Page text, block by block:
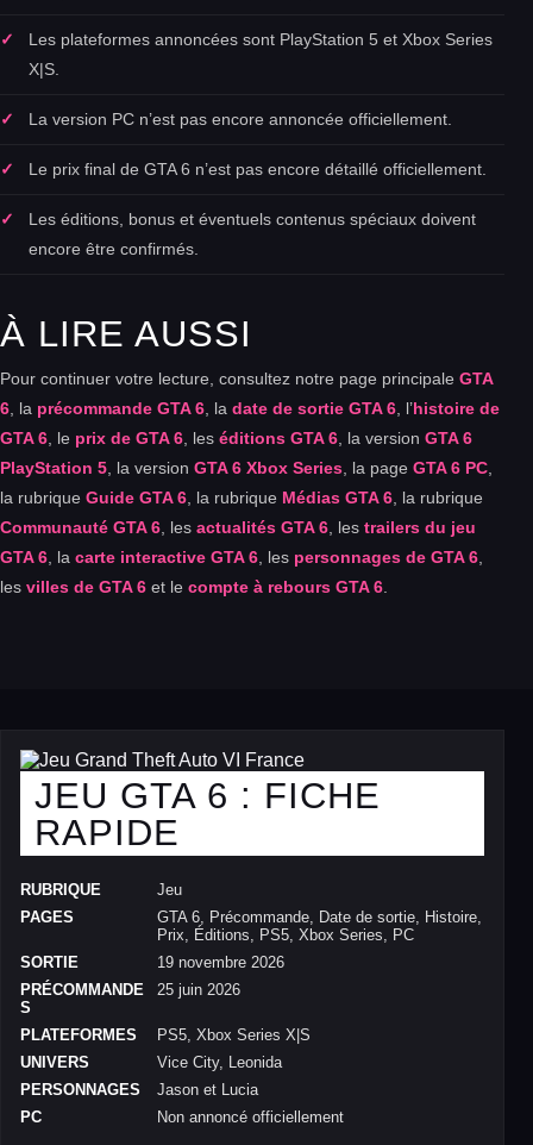
Les plateformes annoncées sont PlayStation 5 et Xbox Series
X|S.
La version PC n’est pas encore annoncée officiellement.
Le prix final de GTA 6 n’est pas encore détaillé officiellement.
Les éditions, bonus et éventuels contenus spéciaux doivent
encore être confirmés.
À LIRE AUSSI
Pour continuer votre lecture, consultez notre page principale GTA
6 , la précommande GTA 6 , la date de sortie GTA 6 , l’histoire de
GTA 6 , le prix de GTA 6 , les éditions GTA 6 , la version GTA 6
PlayStation 5 , la version GTA 6 Xbox Series , la page GTA 6 PC
la rubrique Guide GTA 6 , la rubrique Médias GTA 6 , la rubrique
Communauté GTA 6 , les actualités GTA 6 , les trailers du jeu
GTA 6 , la carte interactive GTA 6 , les personnages de GTA 6
les villes de GTA 6 et le compte à rebours GTA 6
JEU GTA 6 : FICHE
RAPIDE
RUBRIQUE
Jeu
PAGES
GTA 6, Précommande, Date de sortie, Histoire,
Prix, Éditions, PS5, Xbox Series, PC
SORTIE
19 novembre 2026
PRÉCOMMANDE
S
25 juin 2026
PLATEFORMES
PS5, Xbox Series X|S
UNIVERS
Vice City, Leonida
PERSONNAGES
Jason et Lucia
PC
Non annoncé officiellement